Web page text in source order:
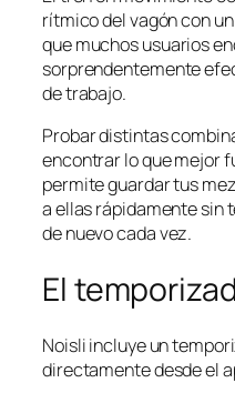
rítmico del vagón con
que muchos usuarios
sorprendentemente
de trabajo.
Probar distintas
encontrar lo que mejor
permite guardar tus
a ellas rápidamente sin
de nuevo cada vez.
El
Noisli incluye un
directamente desde el